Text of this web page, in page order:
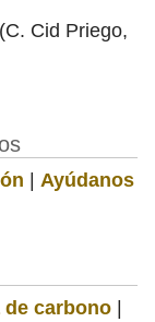
Cid Priego,
| Ayúdanos
carbono|